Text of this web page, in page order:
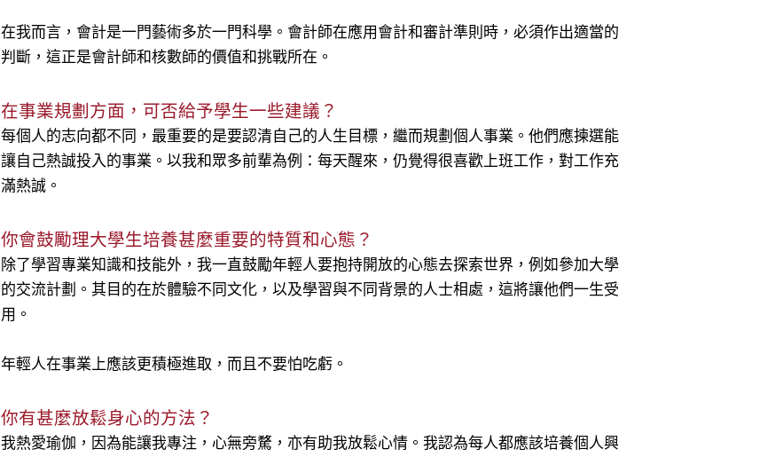
在我而言，會計是一門藝術多於一門科學。會計師在應用會計和審計準則時，必須作出適當的
判斷，這正是會計師和核數師的價值和挑戰所在。
在事業規劃方面，可否給予學生一些建議？
每個人的志向都不同，最重要的是要認清自己的人生目標，繼而規劃個人事業。他們應揀選能
讓自己熱誠投入的事業。以我和眾多前輩為例：每天醒來，仍覺得很喜歡上班工作，對工作充
滿熱誠。
你會鼓勵理大學生培養甚麼重要的特質和心態？
除了學習專業知識和技能外，我一直鼓勵年輕人要抱持開放的心態去探索世界，例如參加大學
的交流計劃。其目的在於體驗不同文化，以及學習與不同背景的人士相處，這將讓他們一生受
用。
年輕人在事業上應該更積極進取，而且不要怕吃虧。
你有甚麼放鬆身心的方法？
我熱愛瑜伽，因為能讓我專注，心無旁騖，亦有助我放鬆心情。我認為每人都應該培養個人興